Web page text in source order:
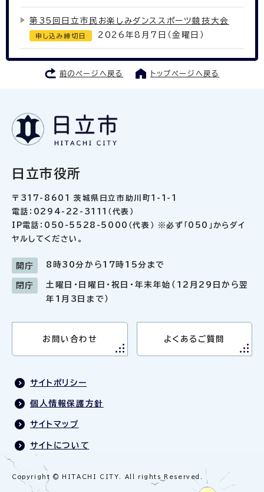
第35回日立市民お楽しみダンススポーツ競技大会
申し込み締切日 2026年8月7日（金曜日）
前のページへ戻る トップページへ戻る
日立市役所
〒317-8601 茨城県日立市助川町1-1-1
電話：0294-22-3111（代表）
IP電話：050-5528-5000（代表） ※必ず「050」からダイ
ヤルしてください。
開庁 8時30分から17時15分まで
閉庁
土曜日・日曜日・祝日・年末年始（12月29日から翌
年1月3日まで）
お問い合わせ よくあるご質問
サイトポリシー
個人情報保護方針
サイトマップ
サイトについて
Copyright © HITACHI CITY. All rights Reserved.